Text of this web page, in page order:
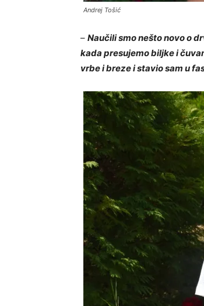
Andrej Tošić
– Naučili smo nešto novo o
kada presujemo biljke i
vrbe i breze i stavio sam u